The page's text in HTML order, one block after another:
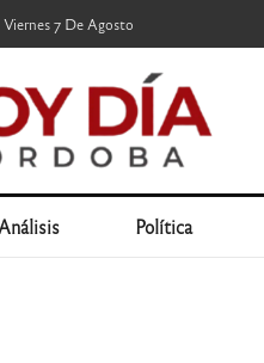
Viernes 7 De Agosto
Política